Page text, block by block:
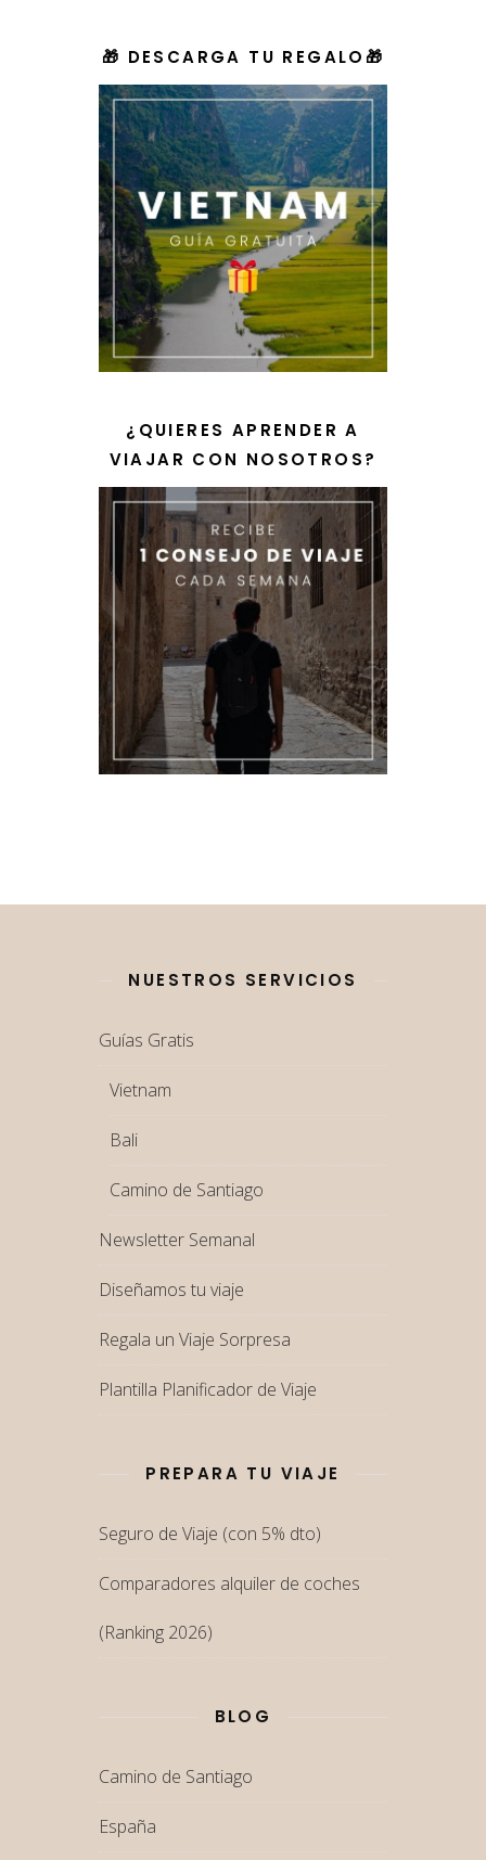
🎁 DESCARGA TU REGALO🎁
¿QUIERES APRENDER A
VIAJAR CON NOSOTROS?
NUESTROS SERVICIOS
Guías Gratis
Vietnam
Bali
Camino de Santiago
Newsletter Semanal
Diseñamos tu viaje
Regala un Viaje Sorpresa
Plantilla Planificador de Viaje
PREPARA TU VIAJE
Seguro de Viaje (con 5% dto)
Comparadores alquiler de coches
(Ranking 2026)
BLOG
Camino de Santiago
España